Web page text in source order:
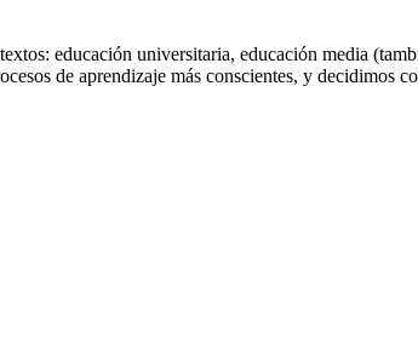
educación universitaria, educación media
de aprendizaje más conscientes, y decidimos